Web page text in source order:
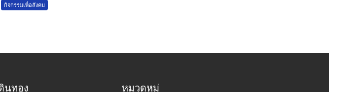
กิจกรรมเพื่อสังคม
นทอง หมวดหมู่